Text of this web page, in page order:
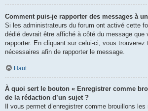
Comment puis-je rapporter des messages à
Si les administrateurs du forum ont activé cette
dédié devrait être affiché à côté du message que
rapporter. En cliquant sur celui-ci, vous trouverez
nécessaires afin de rapporter le message.
Haut
À quoi sert le bouton « Enregistrer comme
de la rédaction d’un sujet ?
Il vous permet d’enregistrer comme brouillons